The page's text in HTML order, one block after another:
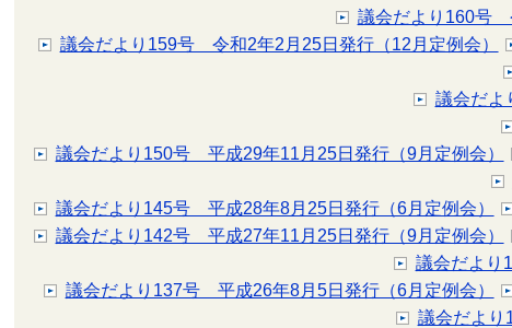
議会だより160号
議会だより159号 令和2年2月25日発行（12月定例会）
議会だよ
議会だより150号 平成29年11月25日発行（9月定例会）
議会だより145号 平成28年8月25日発行（6月定例会）
議会だより142号 平成27年11月25日発行（9月定例会）
議会だより
議会だより137号 平成26年8月5日発行（6月定例会）
議会だより